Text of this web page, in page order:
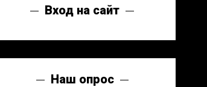
Вход на сайт
Наш опрос